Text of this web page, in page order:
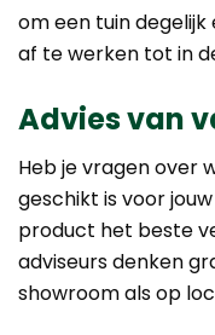
om een tuin
af te werken tot in
Advies van
Heb je vragen over
geschikt is voor
product het beste
adviseurs denken
showroom als op